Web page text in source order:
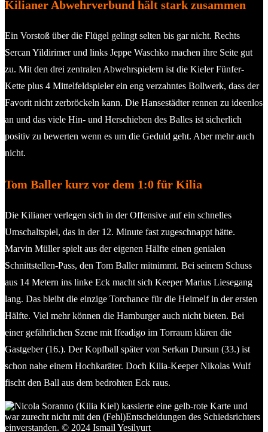
Kilianer Abwehrverbund hält stark zusammen
Ein Vorstoß über die Flügel gelingt selten bis gar nicht. Rechts
Sercan Yildirimer und links Jeppe Waschko machen ihre Seite gut
zu. Mit den drei zentralen Abwehrspielern ist die Kieler Fünfer-
Kette plus 4 Mittelfeldspieler ein eng verzahntes Bollwerk, dass der
Favorit nicht zerbröckeln kann. Die Hansestädter rennen zu ideenlos
an und das viele Hin- und Herschieben des Balles ist sicherlich
positiv zu bewerten wenn es um die Geduld geht. Aber mehr auch
nicht.
Tom Baller kurz vor dem 1:0 für Kilia
Die Kilianer verlegen sich in der Offensive auf ein schnelles
Umschaltspiel, das in der 12. Minute fast zugeschnappt hätte.
Marvin Müller spielt aus der eigenen Hälfte einen genialen
Schnittstellen-Pass, den Tom Baller mitnimmt. Bei seinem Schuss
aus 14 Metern ins linke Eck macht sich Keeper Marius Liesegang
lang. Das bleibt die einzige Torchance für die Heimelf in der ersten
Hälfte. Viel mehr können die Hamburger auch nicht bieten. Bei
einer gefährlichen Szene mit Ifeadigo im Torraum klären die
Gastgeber (16.). Der Kopfball später von Serkan Dursun (33.) ist
schon nahe einem Hochkaräter. Doch Kilia-Keeper Nikolas Wulf
fischt den Ball aus dem bedrohten Eck raus.